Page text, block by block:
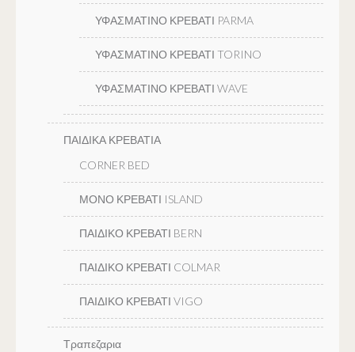
ΥΦΑΣΜΑΤΙΝΟ ΚΡΕΒΑΤΙ PARMA
ΥΦΑΣΜΑΤΙΝΟ ΚΡΕΒΑΤΙ TORINO
ΥΦΑΣΜΑΤΙΝΟ ΚΡΕΒΑΤΙ WAVE
ΠΑΙΔΙΚΑ ΚΡΕΒΑΤΙΑ
CORNER BED
ΜΟΝΟ ΚΡΕΒΑΤΙ ISLAND
ΠΑΙΔΙΚΟ ΚΡΕΒΑΤΙ BERN
ΠΑΙΔΙΚΟ ΚΡΕΒΑΤΙ COLMAR
ΠΑΙΔΙΚΟ ΚΡΕΒΑΤΙ VIGO
Τραπεζαρια